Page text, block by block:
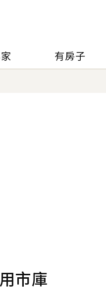
有房子
市庫